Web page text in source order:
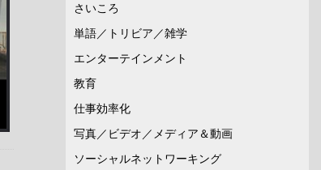
さいころ
単語／トリビア／雑学
エンターテインメント
教育
仕事効率化
写真／ビデオ／メディア＆動画
ソーシャルネットワーキング